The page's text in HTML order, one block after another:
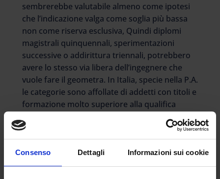
Consenso Dettagli Informazioni sui cookie
sembrerebbe valutabile almeno come ipotesi
che l’indicazione valga come soglia più bassa
non come riserva esclusiva, Quindi diplomi
magistrali quinquennali, sperimentazioni
successive o addirittura triennali, potrebbero
avere lo stesso via libera dell’ingegnere che
vuole fare il geometra. In Italia, specie nella P.A.
le categorie sono affollate di addetti con titoli e
formazione molto superiore alla qualifica
svolta o alla mansione. Nulla di strano in
fondo. Prendiamo ad esempio gli ATA: quanti
laureati parteciperanno alle graduatorie del
prossimo anno come assistente
amministrativo o collaboratore scolastico?